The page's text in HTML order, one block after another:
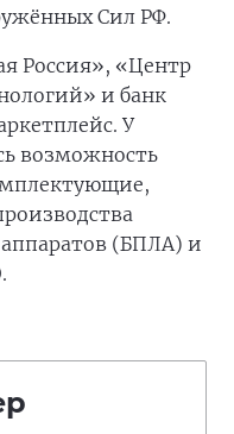
Сил РФ.
Россия», «Центр
и банк
У
возможность
(БПЛА) и